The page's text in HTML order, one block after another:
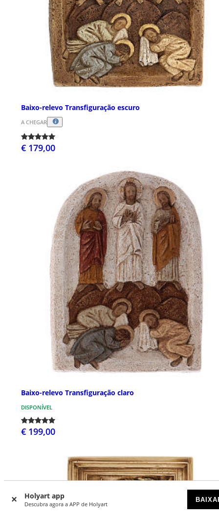
Holyart app
Descubra agora a APP de Holyart
Baixo-relevo Transfiguração escuro
A CHEGAR
€ 179,00
Baixo-relevo Transfiguração claro
DISPONÍVEL
€ 199,00